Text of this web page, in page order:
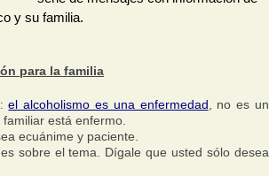
y su familia.
para la familia
el alcoholismo es una enfermedad , no es un
está enfermo.
ecuánime y paciente.
sobre el tema. Dígale que usted sólo desea